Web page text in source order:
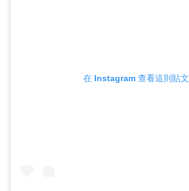
在 Instagram 查看這則貼文